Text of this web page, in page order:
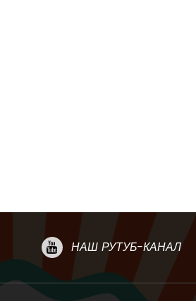
НАШ РУТУБ-КАНАЛ